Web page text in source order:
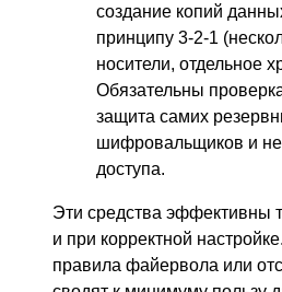
создание копий
принципу 3-2-1
носители, отдельное
Обязательны
защита самих
шифровальщиков и
доступа.
Эти средства эффективны
и при корректной
правила файервола или